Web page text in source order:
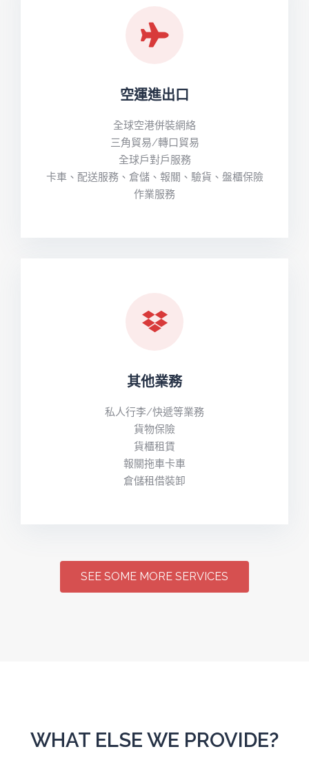
空運進出口
全球空港併裝網絡
三角貿易/轉口貿易
全球戶對戶服務
卡車、配送服務、倉儲、報關、驗貨、盤櫃保險
作業服務
其他業務
私人行李/快遞等業務
貨物保險
貨櫃租賃
報關拖車卡車
倉儲租借裝卸
SEE SOME MORE SERVICES
WHAT ELSE WE PROVIDE?